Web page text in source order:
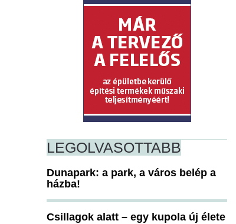
LEGOLVASOTTABB
Dunapark: a park, a város belép a
házba!
Csillagok alatt – egy kupola új élete